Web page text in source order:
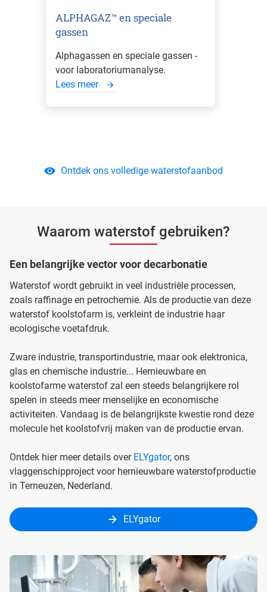
ALPHAGAZ™ en speciale
gassen
Alphagassen en speciale gassen -
voor laboratoriumanalyse.
Lees meer
Ontdek ons volledige waterstofaanbod
Waarom waterstof gebruiken?
Een belangrijke vector voor decarbonatie
Waterstof wordt gebruikt in veel industriële processen,
zoals raffinage en petrochemie. Als de productie van deze
waterstof koolstofarm is, verkleint de industrie haar
ecologische voetafdruk.
Zware industrie, transportindustrie, maar ook elektronica,
glas en chemische industrie... Hernieuwbare en
koolstofarme waterstof zal een steeds belangrijkere rol
spelen in steeds meer menselijke en economische
activiteiten. Vandaag is de belangrijkste kwestie rond deze
molecule het koolstofvrij maken van de productie ervan.
Ontdek hier meer details over ELYgator, ons
vlaggenschipproject voor hernieuwbare waterstofproductie
in Terneuzen, Nederland.
ELYgator